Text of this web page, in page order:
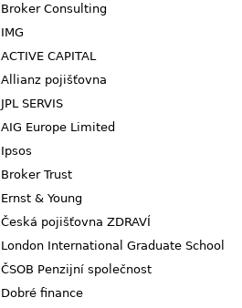
Broker Consulting
IMG
ACTIVE CAPITAL
Allianz pojišťovna
JPL SERVIS
AIG Europe Limited
Ipsos
Broker Trust
Ernst & Young
Česká pojišťovna ZDRAVÍ
London International Graduate School
ČSOB Penzijní společnost
Dobré finance